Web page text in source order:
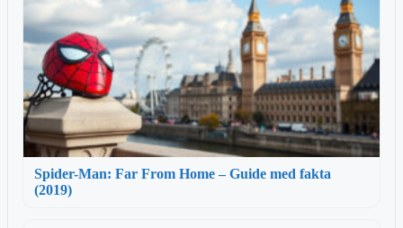
Spider-Man: Far From Home – Guide med fakta
(2019)